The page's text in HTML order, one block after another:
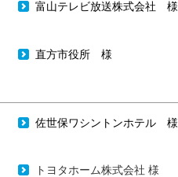
富山テレビ放送株式会社 様
直方市役所 様
佐世保ワシントンホテル 様
トヨタホーム株式会社 様